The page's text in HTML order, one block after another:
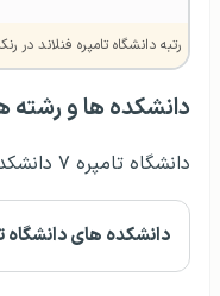
رتبه دانشگاه تامپره فنلاند در
دانشکده ها و رشته
دانشگاه تامپره ۷ دانشکده دارد. این دانشکده‌ها عبارتند از:
دانشکده های دانشگاه